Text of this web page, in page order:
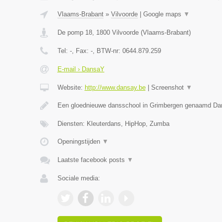
Vlaams-Brabant» Vilvoorde| Google maps ▼
De pomp 18, 1800 Vilvoorde(Vlaams-Brabant)
Tel: -, Fax: -, BTW-nr: 0644.879.259
E-mail › DansaY
Website: http://www.dansay.be| Screenshot ▼
Een gloednieuwe dansschool in Grimbergen genaamd
Diensten: Kleuterdans, HipHop, Zumba
Openingstijden ▼
Laatste facebook posts ▼
Sociale media: